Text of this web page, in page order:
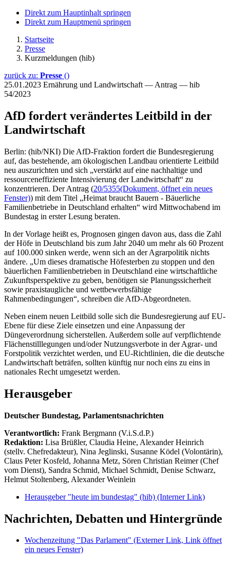
Direkt zum Hauptinhalt springen
Direkt zum Hauptmenü springen
Startseite
Presse
Kurzmeldungen (hib)
zurück zu: Presse ()
25.01.2023 Ernährung und Landwirtschaft — Antrag — hib
54/2023
AfD fordert verändertes Leitbild in der
Landwirtschaft
Berlin: (hib/NKI) Die AfD-Fraktion fordert die Bundesregierung
auf, das bestehende, am ökologischen Landbau orientierte Leitbild
neu auszurichten und sich „verstärkt auf eine nachhaltige und
ressourceneffiziente Intensivierung der Landwirtschaft“ zu
konzentrieren. Der Antrag (20/5355(Dokument, öffnet ein neues
Fenster)) mit dem Titel „Heimat braucht Bauern - Bäuerliche
Familienbetriebe in Deutschland erhalten“ wird Mittwochabend im
Bundestag in erster Lesung beraten.
In der Vorlage heißt es, Prognosen gingen davon aus, dass die Zahl
der Höfe in Deutschland bis zum Jahr 2040 um mehr als 60 Prozent
auf 100.000 sinken werde, wenn sich an der Agrarpolitik nichts
ändere. „Um dieses dramatische Höfesterben zu stoppen und den
bäuerlichen Familienbetrieben in Deutschland eine wirtschaftliche
Zukunftsperspektive zu geben, benötigen sie Planungssicherheit
sowie praxistaugliche und wettbewerbsfähige
Rahmenbedingungen“, schreiben die AfD-Abgeordneten.
Neben einem neuen Leitbild solle sich die Bundesregierung auf EU-
Ebene für diese Ziele einsetzen und eine Anpassung der
Düngeverordnung sicherstellen. Außerdem solle auf verpflichtende
Flächenstilllegungen und/oder Nutzungsverbote in der Agrar- und
Forstpolitik verzichtet werden, und EU-Richtlinien, die die deutsche
Landwirtschaft beträfen, sollten künftig nur noch eins zu eins in
nationales Recht umgesetzt werden.
Herausgeber
Deutscher Bundestag, Parlamentsnachrichten
Verantwortlich: Frank Bergmann (V.i.S.d.P.)
Redaktion: Lisa Brüßler, Claudia Heine, Alexander Heinrich
(stellv. Chefredakteur), Nina Jeglinski, Susanne Ködel (Volontärin),
Claus Peter Kosfeld, Johanna Metz, Sören Christian Reimer (Chef
vom Dienst), Sandra Schmid, Michael Schmidt, Denise Schwarz,
Helmut Stoltenberg, Alexander Weinlein
Herausgeber "heute im bundestag" (hib) (Interner Link)
Nachrichten, Debatten und Hintergründe
Wochenzeitung "Das Parlament" (Externer Link, Link öffnet
ein neues Fenster)